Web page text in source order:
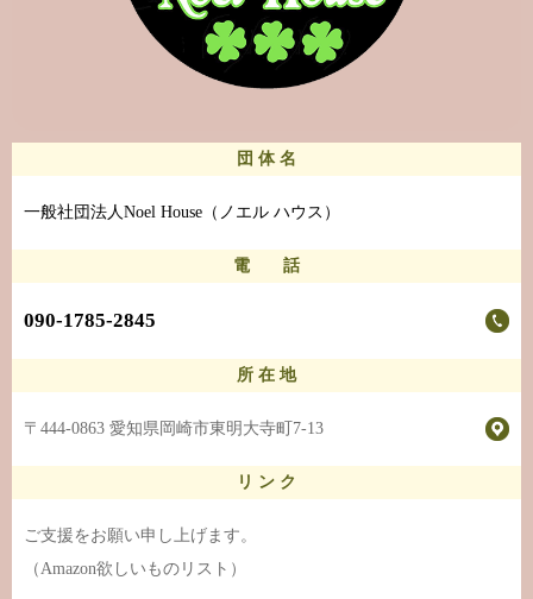
団 体 名
一般社団法人Noel House（ノエル ハウス）
電 話
090-1785-2845
所 在 地
〒444-0863 愛知県岡崎市東明大寺町7-13
リ ン ク
ご支援をお願い申し上げます。
（Amazon欲しいものリスト）